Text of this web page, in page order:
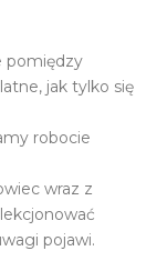
pomiędzy
jak tylko się
robocie
wraz z
pojawi.